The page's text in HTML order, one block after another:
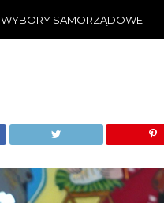
WYBORY SAMORZĄDOWE